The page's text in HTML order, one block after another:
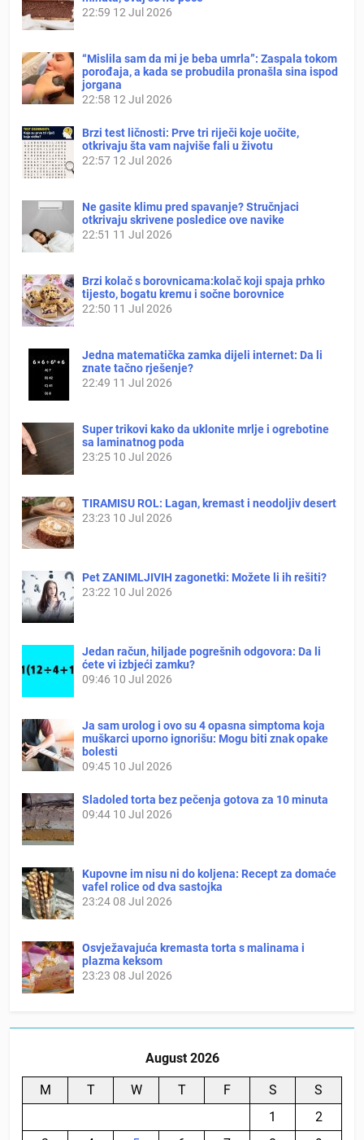
22:59 12 Jul 2026
“Mislila sam da mi je beba umrla”: Zaspala tokom
porođaja, a kada se probudila pronašla sina ispod
jorgana
22:58 12 Jul 2026
Brzi test ličnosti: Prve tri riječi koje uočite,
otkrivaju šta vam najviše fali u životu
22:57 12 Jul 2026
Ne gasite klimu pred spavanje? Stručnjaci
otkrivaju skrivene posledice ove navike
22:51 11 Jul 2026
Brzi kolač s borovnicama:kolač koji spaja prhko
tijesto, bogatu kremu i sočne borovnice
22:50 11 Jul 2026
Jedna matematička zamka dijeli internet: Da li
znate tačno rješenje?
22:49 11 Jul 2026
Super trikovi kako da uklonite mrlje i ogrebotine
sa laminatnog poda
23:25 10 Jul 2026
TIRAMISU ROL: Lagan, kremast i neodoljiv desert
23:23 10 Jul 2026
Pet ZANIMLJIVIH zagonetki: Možete li ih rešiti?
23:22 10 Jul 2026
Jedan račun, hiljade pogrešnih odgovora: Da li
ćete vi izbjeći zamku?
09:46 10 Jul 2026
Ja sam urolog i ovo su 4 opasna simptoma koja
muškarci uporno ignorišu: Mogu biti znak opake
bolesti
09:45 10 Jul 2026
Sladoled torta bez pečenja gotova za 10 minuta
09:44 10 Jul 2026
Kupovne im nisu ni do koljena: Recept za domaće
vafel rolice od dva sastojka
23:2408 Jul 2026
Osvježavajuća kremasta torta s malinama i
plazma keksom
23:23 08 Jul 2026
August 2026
M T W T F S
S
1
2